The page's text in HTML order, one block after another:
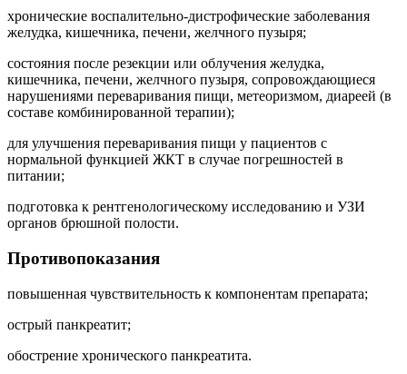
хронические воспалительно-дистрофические заболевания
желудка, кишечника, печени, желчного пузыря;
состояния после резекции или облучения желудка,
кишечника, печени, желчного пузыря, сопровождающиеся
нарушениями переваривания пищи, метеоризмом, диареей (в
составе комбинированной терапии);
для улучшения переваривания пищи у пациентов с
нормальной функцией ЖКТ в случае погрешностей в
питании;
подготовка к рентгенологическому исследованию и УЗИ
органов брюшной полости.
Противопоказания
повышенная чувствительность к компонентам препарата;
острый панкреатит;
обострение хронического панкреатита.